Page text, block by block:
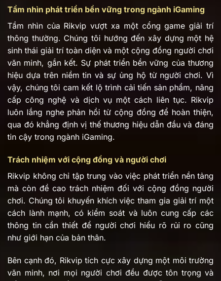
Tầm nhìn phát triển bền vững trong ngành iGaming
Tầm nhìn của Rikvip vượt xa một cổng game giải trí
thông thường. Chúng tôi hướng đến xây dựng một hệ
sinh thái giải trí toàn diện và một cộng đồng người chơi
văn minh, gắn kết. Sự phát triển bền vững của thương
hiệu dựa trên niềm tin và sự ủng hộ từ người chơi. Vì
vậy, chúng tôi cam kết lộ trình cải tiến sản phẩm, nâng
cấp công nghệ và dịch vụ một cách liên tục. Rikvip
luôn lắng nghe phản hồi từ cộng đồng để hoàn thiện,
qua đó khẳng định vị thế thương hiệu dẫn đầu và đáng
tin cậy trong ngành iGaming.
Trách nhiệm với cộng đồng và người chơi
Rikvip không chỉ tập trung vào việc phát triển nền tảng
mà còn đề cao trách nhiệm đối với cộng đồng người
chơi. Chúng tôi khuyến khích việc tham gia giải trí một
cách lành mạnh, có kiểm soát và luôn cung cấp các
thông tin cần thiết để người chơi hiểu rõ rủi ro cũng
như giới hạn của bản thân.
Bên cạnh đó, Rikvip tích cực xây dựng một môi trường
văn minh, nơi mọi người chơi đều được tôn trọng và